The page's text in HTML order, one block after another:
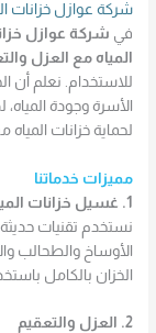
شركة عوازل خزانات
في شركة عوازل
المياه مع العزل
للاستخدام. نعلم أن
الأسرة وجودة
لحماية خزانات المياه
مميزات خدماتنا
1. غسيل خزانات المياه
نستخدم تقنيات
الأوساخ والطحالب
الخزان بالكامل
2. العزل والتعقيم